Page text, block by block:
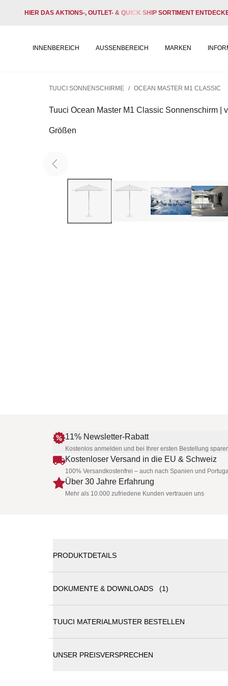
HIER DAS AKTIONS-, OUTLET- & QUICK SHIP SORTIMENT
INNENBEREICH AUSSENBEREICH MARKEN
TUUCI SONNENSCHIRME / OCEAN MASTER M1 CLASSIC
Tuuci Ocean Master M1 Classic Sonnenschirm |
Größen
11% Newsletter-Rabatt
Kostenlos anmelden und bei Ihrer ersten Bestellung
Kostenloser Versand in die EU & Schweiz
100% Versandkostenfrei – auch nach Spanien und
Über 30 Jahre Erfahrung
Mehr als 10.000 zufriedene Kunden vertrauen uns
PRODUKTDETAILS
Profilen und funktioneller Beschattung
DOKUMENTE & DOWNLOADS (1)
TUUCI MATERIALMUSTER BESTELLEN
UNSER PREISVERSPRECHEN